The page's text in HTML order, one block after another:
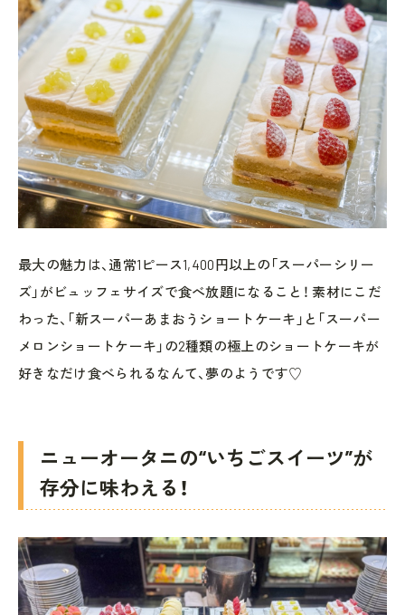
最大の魅力は、通常1ピース1,400円以上の「スーパーシリー
ズ」がビュッフェサイズで食べ放題になること！ 素材にこだ
わった、「新スーパーあまおうショートケーキ」と「スーパー
メロンショートケーキ」の2種類の極上のショートケーキが
好きなだけ食べられるなんて、夢のようです♡
ニューオータニの“いちごスイーツ”が
存分に味わえる！